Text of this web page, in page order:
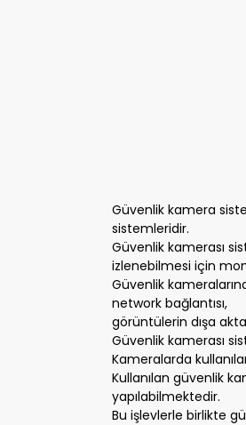
Güvenlik kamera
sistemleridir.
Güvenlik kamerası
izlenebilmesi için
Güvenlik
network bağlantısı,
görüntülerin dışa
Güvenlik kamerası
Kameralarda
Kullanılan güvenlik
yapılabilmektedir.
Bu işlevlerle birlikte